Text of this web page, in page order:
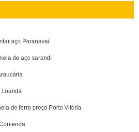
aço Paranavaí
de aço sarandi
Loanda
de ferro preço Porto Vitória